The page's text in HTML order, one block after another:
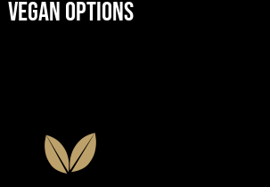
Vegan Options